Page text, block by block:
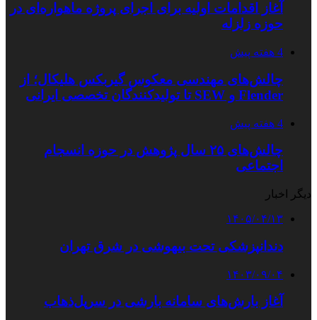
آغاز اقدامات اولیه برای اجرای پروژه ماهواره‌ای در
حوزه زلزله
4 هفته پیش
چالش‌های مهندسی معکوس گیربکس هلیکال؛ از
Flender و SEW تا تولیدکنندگان تخصصی ایرانی
4 هفته پیش
چالش‌های ۲۵ سال پژوهش در حوزه انسجام
اجتماعی
دیگر اخبار
۱۴۰۵/۰۴/۱۳
دندانپزشکی تحت بیهوشی در شرق تهران
۱۴۰۳/۰۹/۰۴
آغاز بارش‌های سامانه بارشی در سرپل‌ذهاب